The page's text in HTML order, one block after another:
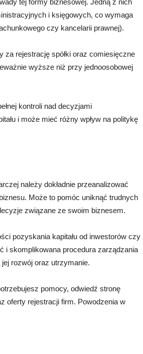
tej formy biznesowej. Jedną z nich
i księgowych, co wymaga
czy kancelarii prawnej).
za rejestrację spółki oraz comiesięczne
wyższe niż przy jednoosobowej
kontroli nad decyzjami
i może mieć różny wpływ na politykę
należy dokładnie przeanalizować
Może to pomóc uniknąć trudnych
związane ze swoim biznesem.
pozyskania kapitału od inwestorów czy
i skomplikowana procedura zarządzania
rozwój oraz utrzymanie.
pomocy, odwiedź stronę
oferty rejestracji firm. Powodzenia w